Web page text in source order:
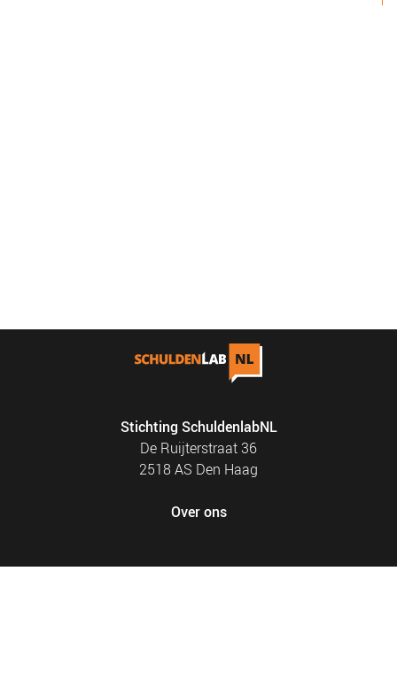
Stichting SchuldenlabNL
De Ruijterstraat 36
2518 AS Den Haag
Over ons